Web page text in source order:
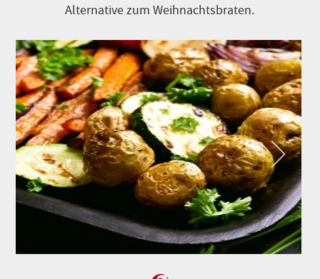
Alternative zum Weihnachtsbraten.